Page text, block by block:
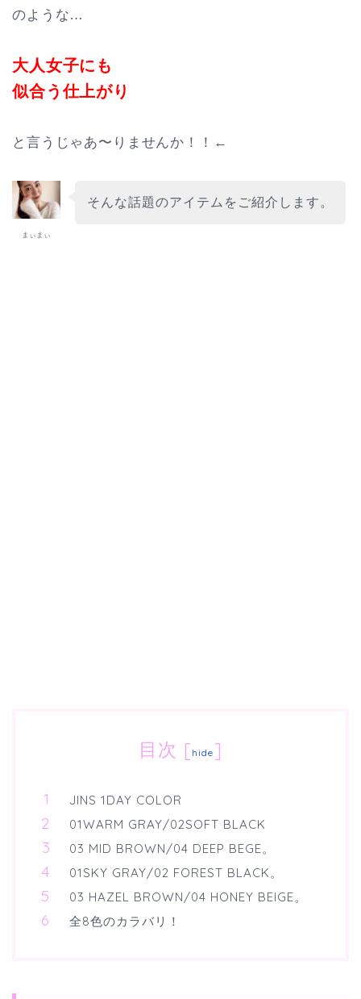
のような…
大人女子にも
似合う仕上がり
と言うじゃあ〜りませんか！！←
まぃまぃ
そんな話題のアイテムをご紹介します。
目次 [ hide]
JINS 1DAY COLOR
01WARM GRAY/02SOFT BLACK
03 MID BROWN/04 DEEP BEGE。
01SKY GRAY/02 FOREST BLACK。
03 HAZEL BROWN/04 HONEY BEIGE。
全8色のカラバリ！